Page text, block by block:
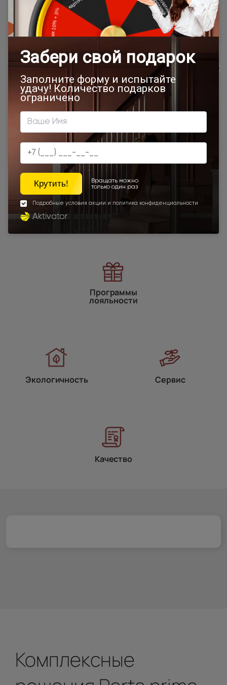
сайта, отдельно рассчитывается менеджером интернет-
магазина.
Подробная информация о доставке
Товар относится к категориям:
500x1900 Межкомнатные двери 55х190 см
Двери Neo Classic Decoro
800x2000
900x2200
650x2000 1000x2100 700x2200 900x1900
800x2100 700x2100 800x2200 900x2300
900x2400 1200x2000
Наши преимущества
Программы
лояльности
Экологичность Сервис
Качество
Комплексные